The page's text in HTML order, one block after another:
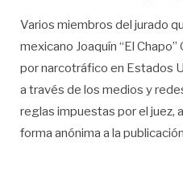
Varios miembros del jurado
mexicano Joaquín “El
por narcotráfico en Estados
a través de los medios y
reglas impuestas por el juez,
forma anónima a la